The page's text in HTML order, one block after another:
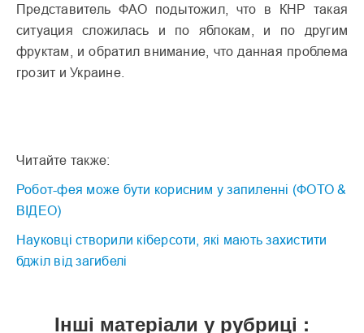
Представитель ФАО подытожил, что в КНР такая
ситуация сложилась и по яблокам, и по другим
фруктам, и обратил внимание, что данная проблема
грозит и Украине.
Читайте также:
Робот-фея може бути корисним у запиленні (ФОТО &
ВІДЕО)
Науковці створили кіберсоти, які мають захистити
бджіл від загибелі
Інші матеріали у рубриці :